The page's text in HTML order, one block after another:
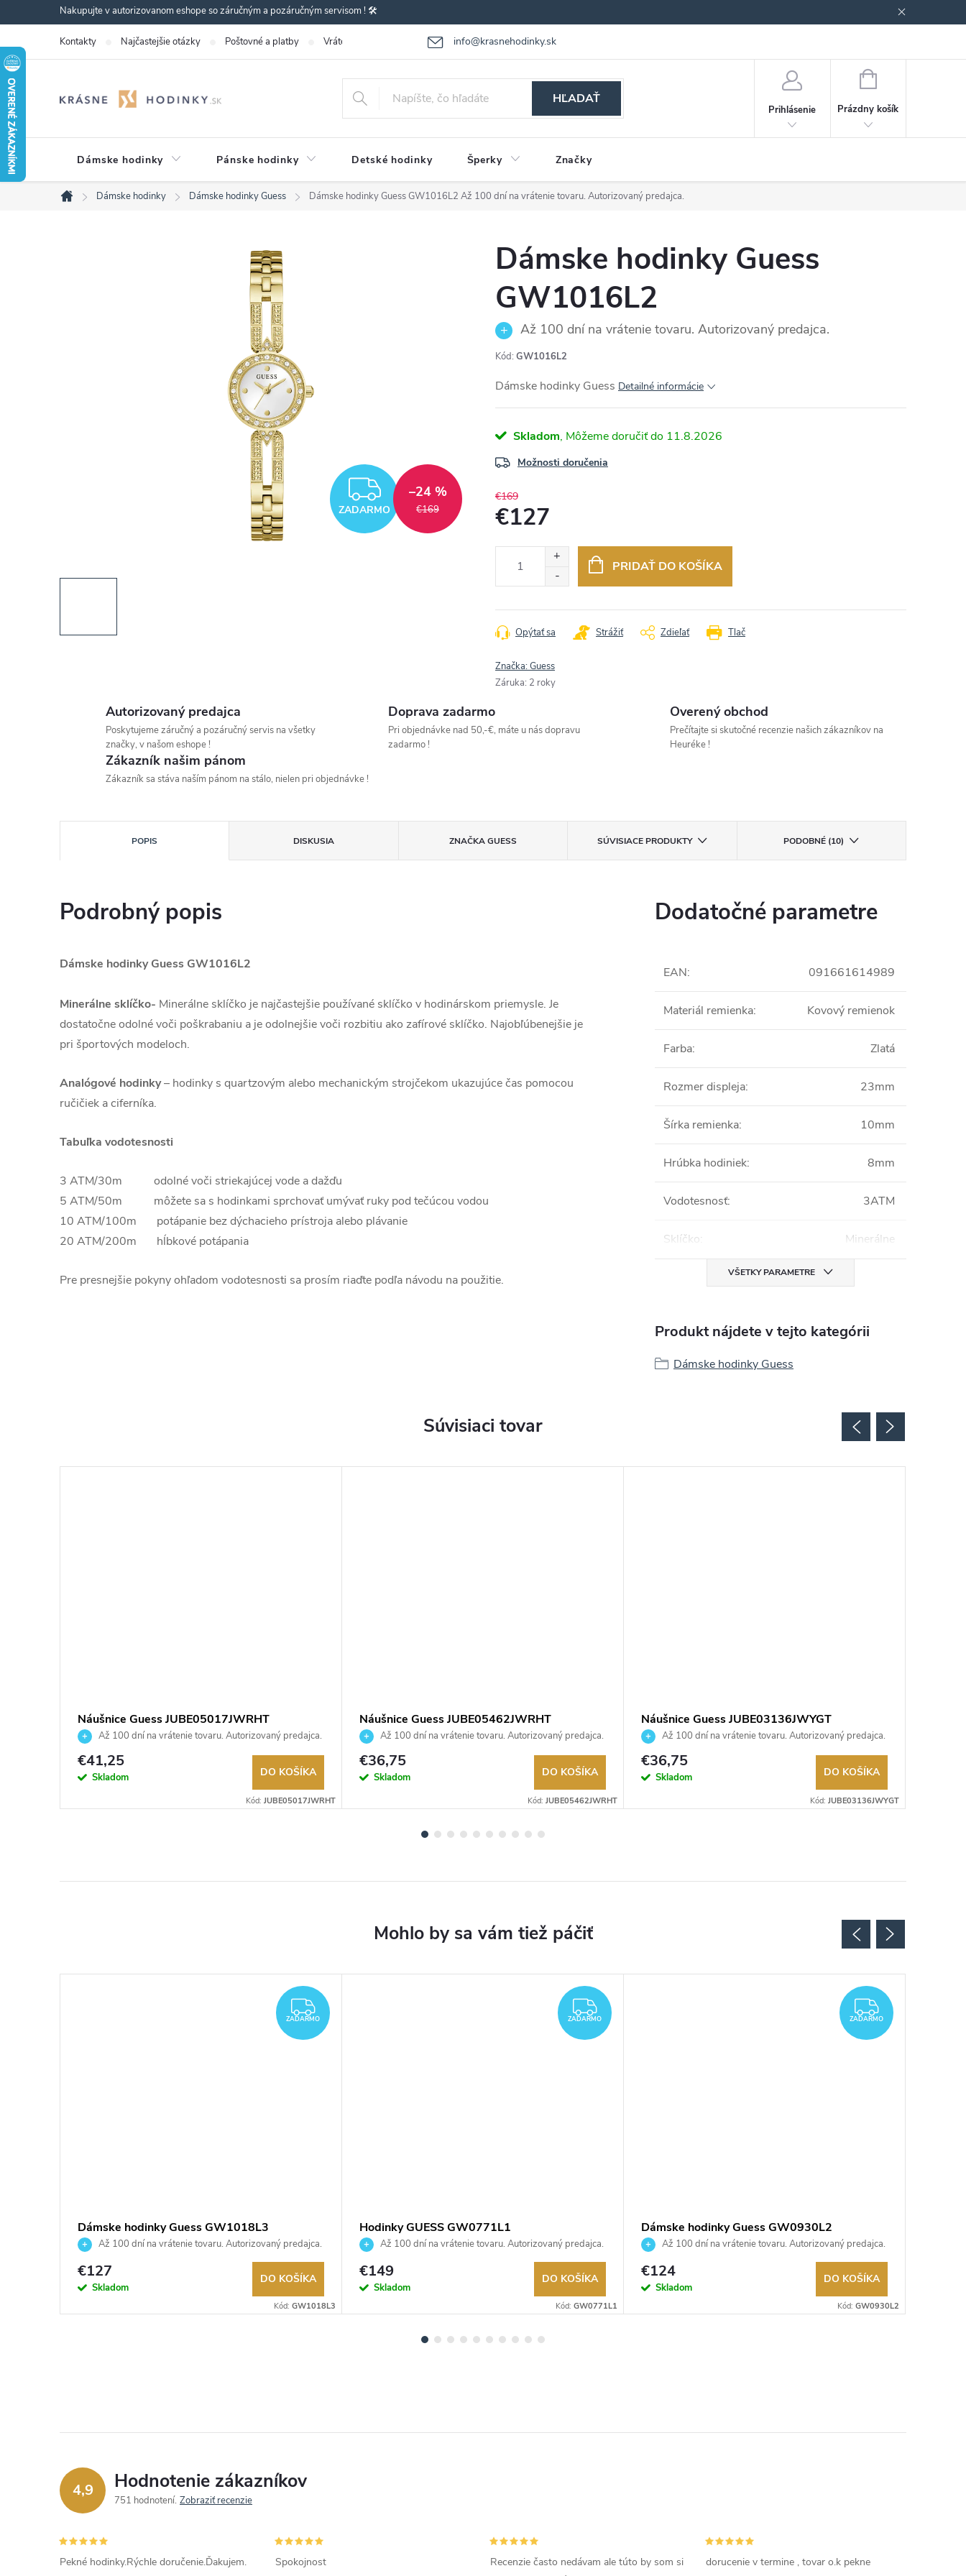
na
obsah
Nakupujte v autorizovanom eshope so záručným a pozáručným servisom ! 🛠️
info@krasnehodinky.sk
Kontakty Najčastejšie otázky Poštovné a platby Vrátenie-výmena tovaru Reklamácia tovaru Obchodné podmienky
HĽADAŤ
Prihlásenie
NÁKUPNÝ
Prázdny košík
Dámske hodinky Pánske hodinky Detské hodinky Šperky Značky
Domov
Dámske hodinky Dámske hodinky Guess Dámske hodinky Guess GW1016L2 Až 100 dní na vrátenie tovaru. Autorizovaný predajca.
ZADARMO
ZADARMO €169
–24 %
Dámske hodinky Guess
GW1016L2
Až 100 dní na vrátenie tovaru. Autorizovaný predajca.
Kód: GW1016L2
Dámske hodinky Guess Detailné informácie
Skladom 11.8.2026
Možnosti doručenia
€169
€127
PRIDAŤ DO KOŠÍKA
Tlač
Opýtať sa Strážiť Zdieľať
Značka:Guess
Záruka: 2 roky
Autorizovaný predajca
Poskytujeme záručný a pozáručný servis na všetky
značky, v našom eshope !
Doprava zadarmo
Pri objednávke nad 50,-€, máte u nás dopravu
zadarmo !
Overený obchod
Prečítajte si skutočné recenzie našich zákazníkov na
Heuréke !
Zákazník našim pánom
Zákazník sa stáva naším pánom na stálo, nielen pri objednávke !
POPIS DISKUSIA ZNAČKAGUESS SÚVISIACE PRODUKTY PODOBNÉ (10)
Podrobný popis
Dámske hodinky Guess GW1016L2
Minerálne sklíčko- Minerálne sklíčko je najčastejšie používané sklíčko v hodinárskom priemysle. Je
dostatočne odolné voči poškrabaniu a je odolnejšie voči rozbitiu ako zafírové sklíčko. Najobľúbenejšie je
pri športových modeloch.
Analógové hodinky– hodinky s quartzovým alebo mechanickým strojčekom ukazujúce čas pomocou
ručičiek a ciferníka.
Tabuľka vodotesnosti
3 ATM/30m odolné voči striekajúcej vode a dažďu
5 ATM/50m môžete sa s hodinkami sprchovať umývať ruky pod tečúcou vodou
10 ATM/100m potápanie bez dýchacieho prístroja alebo plávanie
20 ATM/200m hĺbkové potápania
Pre presnejšie pokyny ohľadom vodotesnosti sa prosím riaďte podľa návodu na použitie.
Dodatočné parametre
EAN: 091661614989
Materiál remienka: Kovový remienok
Farba: Zlatá
Rozmer displeja: 23mm
Šírka remienka: 10mm
Hrúbka hodiniek: 8mm
Vodotesnosť: 3ATM
Sklíčko: Minerálne
VŠETKY PARAMETRE
Produkt nájdete v tejto kategórii
Dámske hodinky Guess
Súvisiaci tovar
Náušnice Guess JUBE05017JWRHT
Až 100 dní na vrátenie tovaru. Autorizovaný predajca.
€41,25
Skladom DO KOŠÍKA
Kód: JUBE05017JWRHT
Náušnice Guess JUBE05462JWRHT
Až 100 dní na vrátenie tovaru. Autorizovaný predajca.
€36,75
Skladom DO KOŠÍKA
Kód: JUBE05462JWRHT
Náušnice Guess JUBE03136JWYGT
Až 100 dní na vrátenie tovaru. Autorizovaný predajca.
€36,75
Skladom DO KOŠÍKA
Kód: JUBE03136JWYGT
ZADARMO
ZADARMO
Dámske hodinky Guess GW1018L3
Až 100 dní na vrátenie tovaru. Autorizovaný predajca.
€127
Skladom
DO KOŠÍKA
Kód: GW1018L3
ZADARMO
ZADARMO
Hodinky GUESS GW0771L1
Až 100 dní na vrátenie tovaru. Autorizovaný predajca.
€149
Skladom
DO KOŠÍKA
Kód: GW0771L1
ZADARMO
ZADARMO
Dámske hodinky Guess GW0930L2
Až 100 dní na vrátenie tovaru. Autorizovaný predajca.
€124
Skladom
DO KOŠÍKA
Kód: GW0930L2
4,9 Hodnotenie zákazníkov
751 hodnotení Zobraziť recenzie
Pekné hodinky.Rýchle doručenie.Ďakujem. Spokojnost
Recenzie často nedávam ale túto by som si
dorucenie v termine , tovar o.k pekne